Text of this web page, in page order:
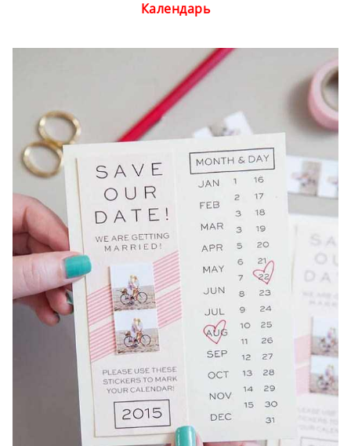
Календарь